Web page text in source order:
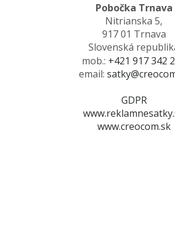
Pobočka Trnava
Nitrianska 5,
917 01 Trnava
Slovenská
mob.: +421 917 342
email:
GDPR
www.creocom.sk